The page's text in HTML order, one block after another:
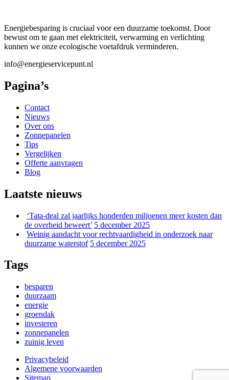
Energiebesparing is cruciaal voor een duurzame toekomst. Door
bewust om te gaan met elektriciteit, verwarming en verlichting
kunnen we onze ecologische voetafdruk verminderen.
info@energieservicepunt.nl
Pagina’s
Contact
Nieuws
Over ons
Zonnepanelen
Tips
Vergelijken
Offerte aanvragen
Blog
Laatste nieuws
‘Tata-deal zal jaarlijks honderden miljoenen meer kosten dan
de overheid beweert’ 5 december 2025
Weinig aandacht voor rechtvaardigheid in onderzoek naar
duurzame waterstof 5 december 2025
Tags
besparen
duurzaam
energie
groendak
investeren
zonnepanelen
zuinig leven
Privacybeleid
Algemene voorwaarden
Sitemap